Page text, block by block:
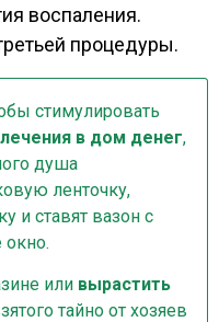
воспаления.
процедуры.
стимулировать
в дом денег,
душа
ленточку,
и ставят вазон с
окно.
или вырастить
тайно от хозяев